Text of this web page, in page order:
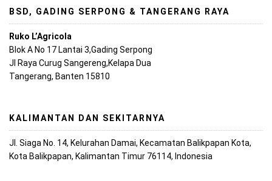
BSD, GADING SERPONG & TANGERANG RAYA
Ruko L’Agricola
Blok A No 17 Lantai 3,Gading Serpong
Jl Raya Curug Sangereng,Kelapa Dua
Tangerang, Banten 15810
KALIMANTAN DAN SEKITARNYA
Jl. Siaga No. 14, Kelurahan Damai, Kecamatan Balikpapan Kota,
Kota Balikpapan, Kalimantan Timur 76114, Indonesia